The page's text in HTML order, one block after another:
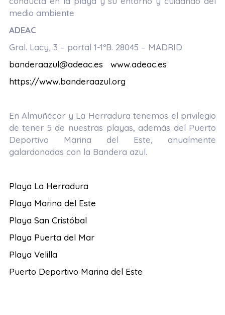
medio ambiente
ADEAC
Gral. Lacy, 3 – portal 1-1ºB. 28045 – MADRID
banderaazul@adeac.es
www.adeac.es
https://www.banderaazul.org
En Almuñécar y La Herradura tenemos el privilegio
de tener 5 de nuestras playas, además del Puerto
Deportivo Marina del Este, anualmente
galardonadas con la Bandera azul.
Playa La Herradura
Playa Marina del Este
Playa San Cristóbal
Playa Puerta del Mar
Playa Velilla
Puerto Deportivo Marina del Este